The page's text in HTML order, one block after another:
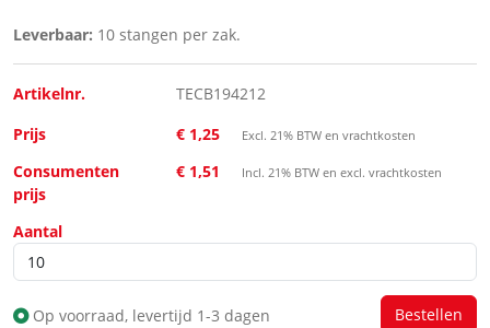
Leverbaar: 10 stangen per zak.
Artikelnr.
TECB194212
Prijs
€ 1,25 Excl. 21% BTW en vrachtkosten
Consumenten
prijs
€ 1,51 Incl. 21% BTW en excl. vrachtkosten
Aantal
Op voorraad, levertijd 1-3 dagen